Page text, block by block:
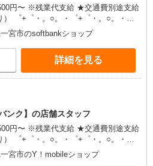
円〜 ※残業代支給 ★交通費別途支給
○。・゜
10万円支給(規定有) お友達を紹介
ンティブ支給(規定有) ★月2回払
可能（規程有）★ ゜・。○。・゜
・゜+゜
宮市のsoftbankショップ
詳細を見る
ンク】の店舗スタッフ
円〜 ※残業代支給 ★交通費別途支給
○。・゜
10万円支給(規定有) お友達を紹介
ンティブ支給(規定有) ★月2回払
宮市のY！mobileショップ